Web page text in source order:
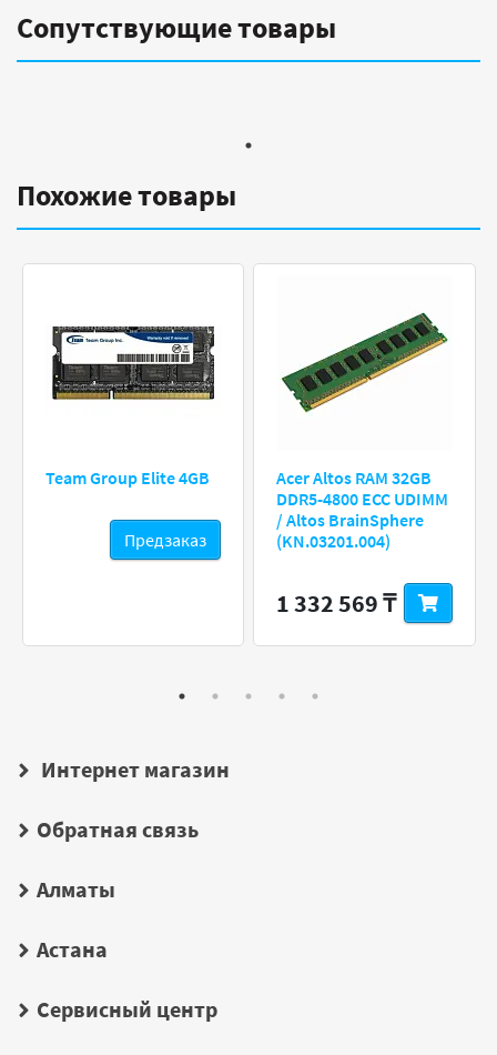
Сопутствующие товары
Похожие товары
Team Group Elite 4GB
Предзаказ
Acer Altos RAM 32GB
DDR5-4800 ECC UDIMM
/ Altos BrainSphere
(KN.03201.004)
1 332 569 ₸
Интернет магазин
Обратная связь
Алматы
Астана
Сервисный центр